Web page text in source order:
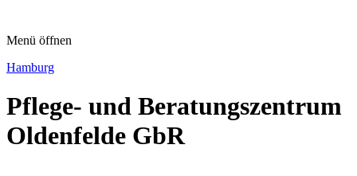
Menü öffnen
Hamburg
Pflege- und Beratungszentrum
Oldenfelde GbR